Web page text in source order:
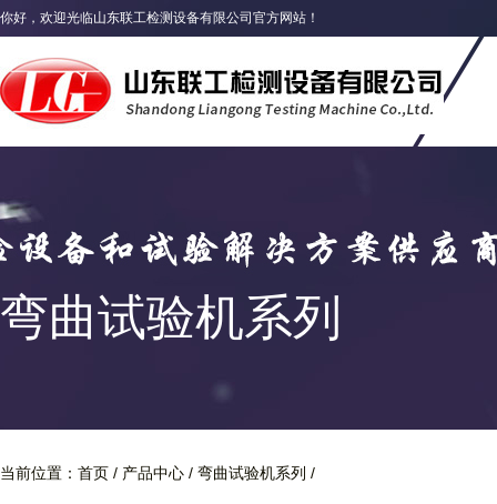
弯曲试验机系列
你好，欢迎光临山东联工检测设备有限公司官方网站！
当前位置： 首页 / 产品中心 / 弯曲试验机系列 /
GW型钢筋弯曲试验机系列是对钢筋进行冷弯